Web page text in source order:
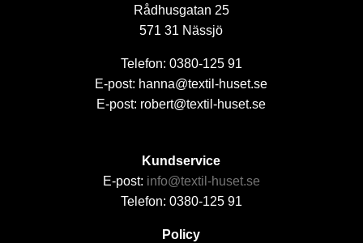
Rådhusgatan 25
571 31 Nässjö
Telefon: 0380-125 91
E-post: hanna@textil-huset.se
E-post: robert@textil-huset.se
Kundservice
E-post: info@textil-huset.se
Telefon: 0380-125 91
Policy